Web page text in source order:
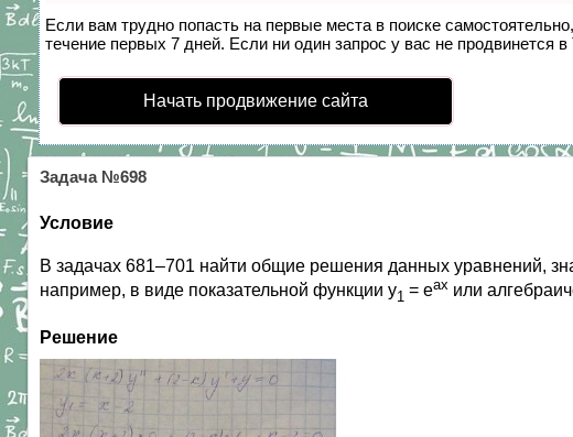
Если вам трудно попасть на первые места в поиске
течение первых 7 дней. Если ни один запрос у вас не продвинется
Начать продвижение сайта
Задача №698
Условие
В задачах 681–701 найти общие решения данных уравнений,
например, в виде показательной функции y1 = eax или
Решение